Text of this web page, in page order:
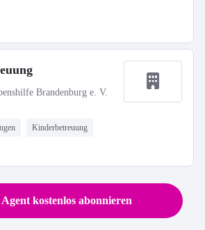
Brandenburg e. V.
Kinderbetreuung
kostenlos abonnieren